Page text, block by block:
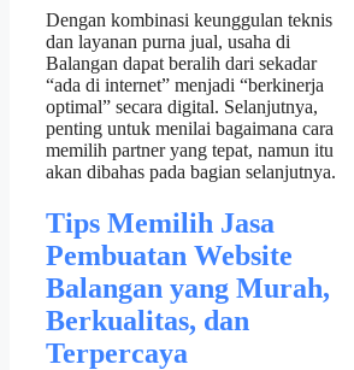
Dengan kombinasi keunggulan teknis
dan layanan purna jual, usaha di
Balangan dapat beralih dari sekadar
“ada di internet” menjadi “berkinerja
optimal” secara digital. Selanjutnya,
penting untuk menilai bagaimana cara
memilih partner yang tepat, namun itu
akan dibahas pada bagian selanjutnya.
Tips Memilih Jasa
Pembuatan Website
Balangan yang Murah,
Berkualitas, dan
Terpercaya